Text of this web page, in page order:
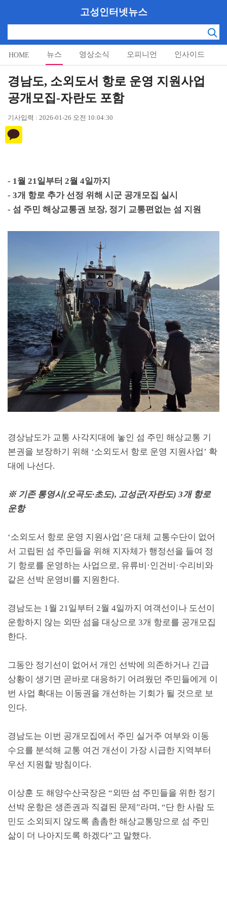
고성인터넷뉴스
HOME 뉴스 영상소식 오피니언 인사이드
알림마당
경남도, 소외도서 항로 운영 지원사업
공개모집-자란도 포함
기사입력 : 2026-01-26 오전 10:04:30
- 1월 21일부터 2월 4일까지
- 3개 항로 추가 선정 위해 시군 공개모집 실시
- 섬 주민 해상교통권 보장, 정기 교통편없는 섬 지원
경상남도가 교통 사각지대에 놓인 섬 주민 해상교통 기
본권을 보장하기 위해 ‘소외도서 항로 운영 지원사업’ 확
대에 나선다.
※ 기존 통영시(오곡도·초도), 고성군(자란도) 3개 항로
운항
‘소외도서 항로 운영 지원사업’은 대체 교통수단이 없어
서 고립된 섬 주민들을 위해 지자체가 행정선을 들여 정
기 항로를 운영하는 사업으로, 유류비 · 인건비 ·수리비와
같은 선박 운영비를 지원한다.
경남도는 1월 21일부터 2월 4일까지 여객선이나 도선이
운항하지 않는 외딴 섬을 대상으로 3개 항로를 공개모집
한다.
그동안 정기선이 없어서 개인 선박에 의존하거나 긴급
상황이 생기면 곧바로 대응하기 어려웠던 주민들에게 이
번 사업 확대는 이동권을 개선하는 기회가 될 것으로 보
인다.
경남도는 이번 공개모집에서 주민 실거주 여부와 이동
수요를 분석해 교통 여건 개선이 가장 시급한 지역부터
우선 지원할 방침이다.
이상훈 도 해양수산국장은 “외딴 섬 주민들을 위한 정기
선박 운항은 생존권과 직결된 문제”라며 , “단 한 사람 도
민도 소외되지 않도록 촘촘한 해상교통망으로 섬 주민
삶이 더 나아지도록 하겠다”고 말했다.